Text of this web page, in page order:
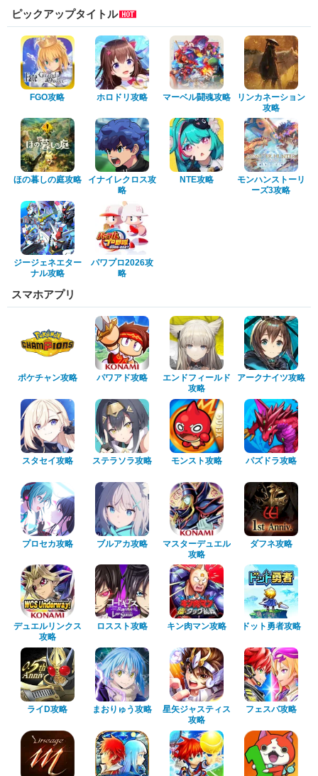
ピックアップタイトル
FGO攻略 ホロドリ攻略 マーベル闘魂攻略
リンカネーション
攻略
ほの暮しの庭攻略
イナイレクロス攻
略
NTE攻略
モンハンストーリ
ーズ3攻略
ジージェネエター
ナル攻略
パワプロ2026攻
略
スマホアプリ
ポケチャン攻略 パワアド攻略
エンドフィールド
攻略
アークナイツ攻略
スタセイ攻略 ステラソラ攻略 モンスト攻略 パズドラ攻略
プロセカ攻略 ブルアカ攻略
マスターデュエル
攻略
ダフネ攻略
デュエルリンクス
攻略
ロススト攻略 キン肉マン攻略 ドット勇者攻略
ライD攻略 まおりゅう攻略
星矢ジャスティス
攻略
フェスバ攻略